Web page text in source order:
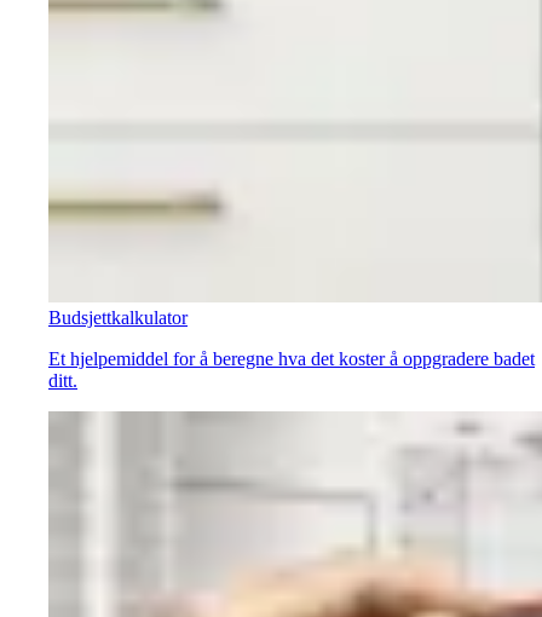
Budsjettkalkulator
Et hjelpemiddel for å beregne hva det koster å oppgradere badet
ditt.